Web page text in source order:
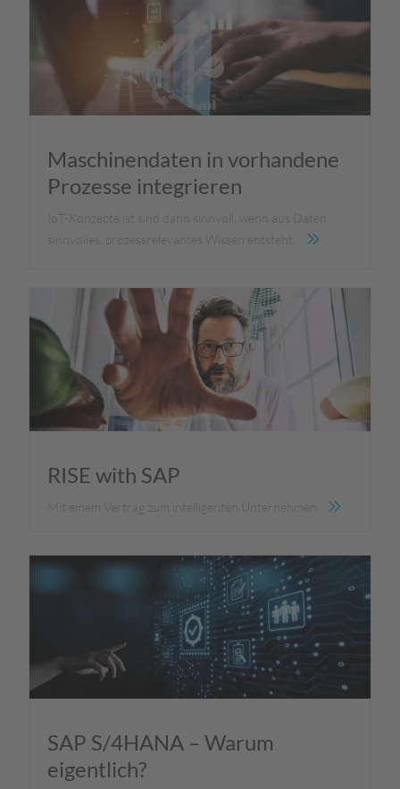
Maschinendaten in vorhandene
Prozesse integrieren
IoT-Konzepte ist sind dann sinnvoll, wenn aus Daten
sinnvolles, prozessrelevantes Wissen entsteht.
RISE with SAP
Mit einem Vertrag zum intelligenten Unternehmen
SAP S/4HANA – Warum
eigentlich?